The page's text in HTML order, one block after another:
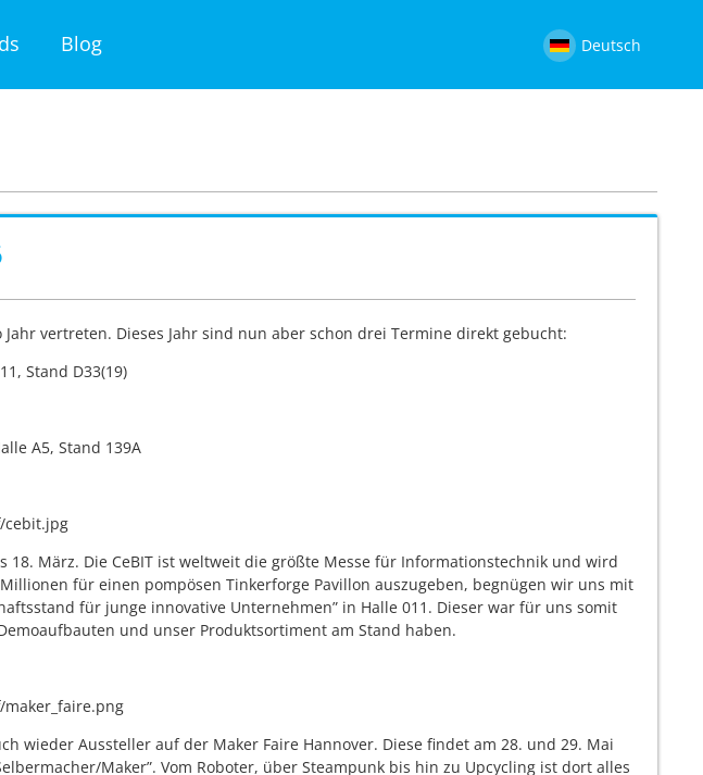
Blog Deutsch
vertreten. Dieses Jahr sind nun aber schon drei Termine direkt gebucht:
Stand D33(19)
A5, Stand 139A
18. März. Die CeBIT ist weltweit die größte Messe für Informationstechnik und wird
für einen pompösen Tinkerforge Pavillon auszugeben, begnügen wir uns mit
für junge innovative Unternehmen” in Halle 011. Dieser war für uns somit
und unser Produktsortiment am Stand haben.
wieder Aussteller auf der Maker Faire Hannover. Diese findet am 28. und 29. Mai
Maker”. Vom Roboter, über Steampunk bis hin zu Upcycling ist dort alles